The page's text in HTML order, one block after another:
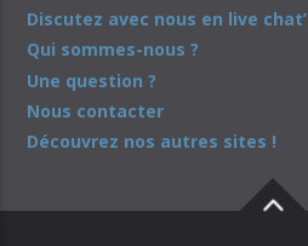
Discutez avec nous en live chat’
Qui sommes-nous ?
Une question ?
Nous contacter
Découvrez nos autres sites !